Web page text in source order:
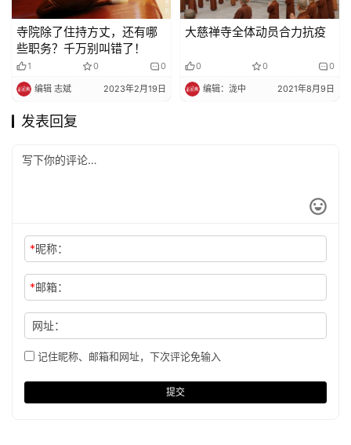
寺院除了住持方丈，还有哪
些职务？千万别叫错了！
1 0 0
编辑 志斌 2023年2月19日
大慈禅寺全体动员合力抗疫
0 0 0
编辑：泷中 2021年8月9日
发表回复
*昵称：
*邮箱：
网址：
记住昵称、邮箱和网址，下次评论免输入
提交